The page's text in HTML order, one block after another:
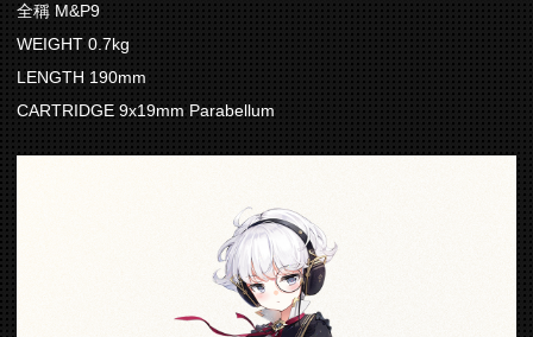
全稱 M&P9
WEIGHT 0.7kg
LENGTH 190mm
CARTRIDGE 9x19mm Parabellum